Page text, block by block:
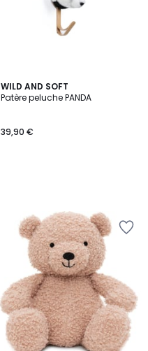
WILD AND SOFT
Patère peluche PANDA
39,90 €